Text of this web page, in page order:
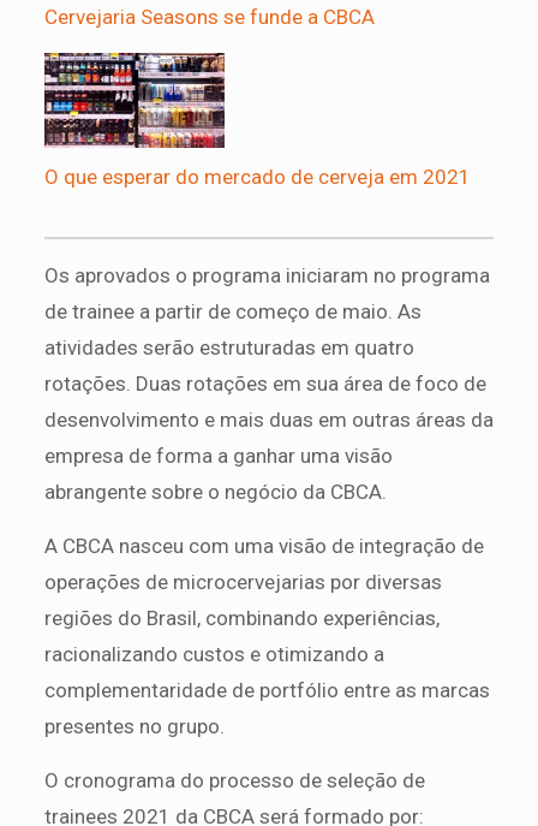
Cervejaria Seasons se funde a CBCA
O que esperar do mercado de cerveja em 2021
Os aprovados o programa iniciaram no programa
de trainee a partir de começo de maio. As
atividades serão estruturadas em quatro
rotações. Duas rotações em sua área de foco de
desenvolvimento e mais duas em outras áreas da
empresa de forma a ganhar uma visão
abrangente sobre o negócio da CBCA.
A CBCA nasceu com uma visão de integração de
operações de microcervejarias por diversas
regiões do Brasil, combinando experiências,
racionalizando custos e otimizando a
complementaridade de portfólio entre as marcas
presentes no grupo.
O cronograma do processo de seleção de
trainees 2021 da CBCA será formado por: